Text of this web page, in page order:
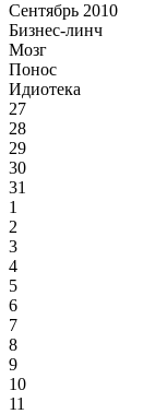
Сентябрь 2010
Бизнес-линч
Мозг
Понос
Идиотека
27
28
29
30
31
1
2
3
4
5
6
7
8
9
10
11